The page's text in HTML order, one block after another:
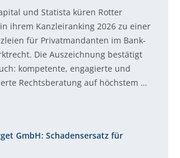
und Statista küren Rotter
ihrem Kanzleiranking 2026 zu einer
für Privatmandanten im Bank-
Die Auszeichnung bestätigt
kompetente, engagierte und
Rechtsberatung auf höchstem …
GmbH: Schadensersatz für